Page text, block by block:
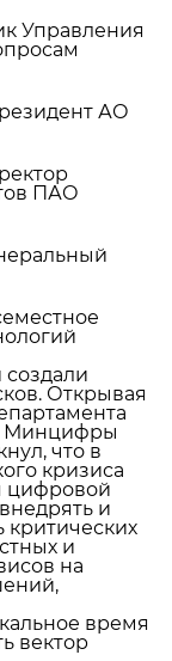
Управления
АО
ПАО
Открывая
Минцифры
что в
кризиса
цифровой
и
критических
и
на
время
вектор